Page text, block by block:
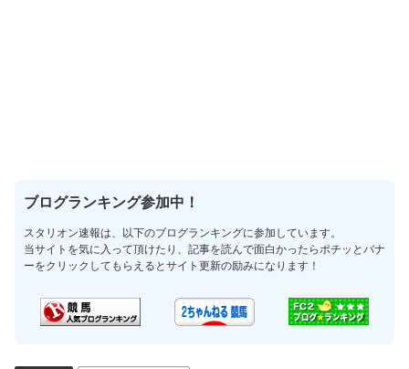
ブログランキング参加中！
スタリオン速報は、以下のブログランキングに参加しています。
当サイトを気に入って頂けたり、記事を読んで面白かったらポチッとバナ
ーをクリックしてもらえるとサイト更新の励みになります！